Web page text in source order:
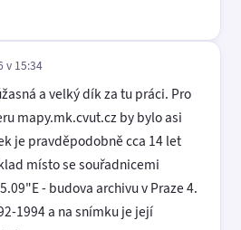
v 15:34
a velký dík za tu práci. Pro
mapy.mk.cvut.cz by bylo asi
je pravděpodobně cca 14 let
místo se souřadnicemi
- budova archivu v Praze 4.
1994 a na snímku je její